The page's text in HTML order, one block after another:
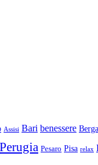
Assisi Bari benessere
Perugia Pesaro Pisa relax